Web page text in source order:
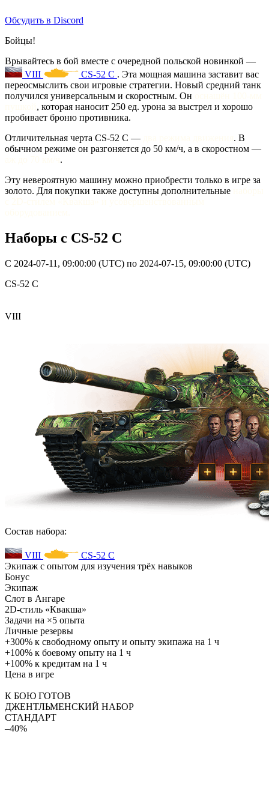
Обсудить в Discord
Бойцы!
Врывайтесь в бой вместе с очередной польской новинкой —
VIII
CS-52 C . Эта мощная машина заставит вас
переосмыслить свои игровые стратегии. Новый средний танк
получился универсальным и скоростным. Он
, которая наносит 250 ед. урона за выстрел и хорошо
пробивает броню противника.
Отличительная черта CS-52 C —
. В
обычном режиме он разгоняется до 50 км/ч, а в скоростном —
.
Эту невероятную машину можно приобрести только в игре за
золото. Для покупки также доступны дополнительные
Наборы с CS-52 C
С 2024-07-11 , 09:00:00 (UTC) по 2024-07-15, 09:00:00 (UTC)
CS-52 C
VIII
Состав набора:
VIII
CS-52 C
Экипаж с опытом для изучения трёх навыков
Бонус
Экипаж
Слот в Ангаре
2D-стиль «Квакша»
Задачи на ×5 опыта
Личные резервы
+300% к свободному опыту и опыту экипажа на 1 ч
+100% к боевому опыту на 1 ч
+100% к кредитам на 1 ч
Цена в игре
К БОЮ ГОТОВ
ДЖЕНТЛЬМЕНСКИЙ НАБОР
СТАНДАРТ
–40%